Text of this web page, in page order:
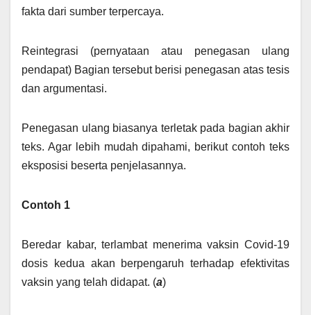
fakta dari sumber terpercaya.
Reintegrasi (pernyataan atau penegasan ulang
pendapat) Bagian tersebut berisi penegasan atas tesis
dan argumentasi.
Penegasan ulang biasanya terletak pada bagian akhir
teks. Agar lebih mudah dipahami, berikut contoh teks
eksposisi beserta penjelasannya.
Contoh 1
Beredar kabar, terlambat menerima vaksin Covid-19
dosis kedua akan berpengaruh terhadap efektivitas
vaksin yang telah didapat. (a)